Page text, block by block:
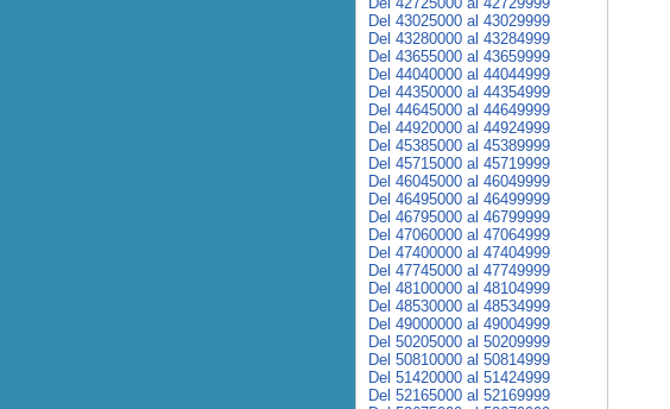
Del 43025000 al 43029999
Del 43280000 al 43284999
Del 43655000 al 43659999
Del 44040000 al 44044999
Del 44350000 al 44354999
Del 44645000 al 44649999
Del 44920000 al 44924999
Del 45385000 al 45389999
Del 45715000 al 45719999
Del 46045000 al 46049999
Del 46495000 al 46499999
Del 46795000 al 46799999
Del 47060000 al 47064999
Del 47400000 al 47404999
Del 47745000 al 47749999
Del 48100000 al 48104999
Del 48530000 al 48534999
Del 49000000 al 49004999
Del 50205000 al 50209999
Del 50810000 al 50814999
Del 51420000 al 51424999
Del 52165000 al 52169999